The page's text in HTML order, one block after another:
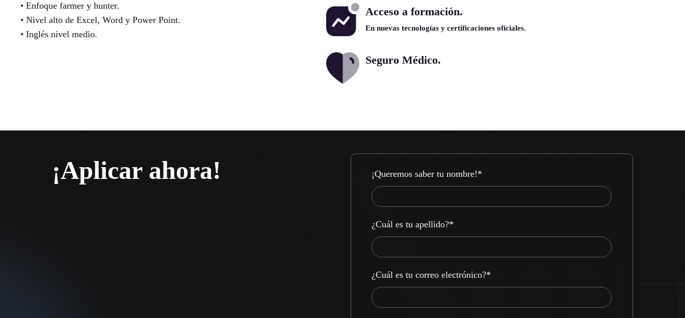
• Enfoque farmer y hunter.
• Nivel alto de Excel, Word y Power Point.
• Inglés nivel medio.
Acceso a formación.
En nuevas tecnologías y certificaciones oficiales.
Seguro Médico.
¡Aplicar ahora! ¡Queremos saber tu nombre!*
¿Cuál es tu apellido?*
¿Cuál es tu correo electrónico?*